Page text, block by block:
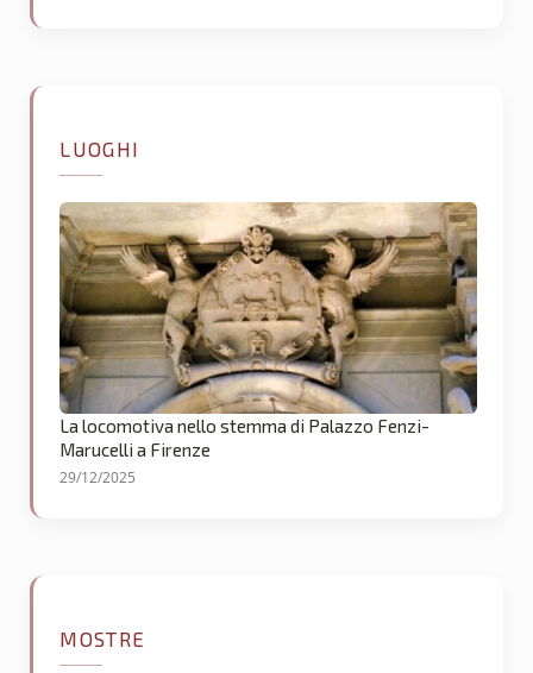
LUOGHI
La locomotiva nello stemma di Palazzo Fenzi-
Marucelli a Firenze
29/12/2025
MOSTRE